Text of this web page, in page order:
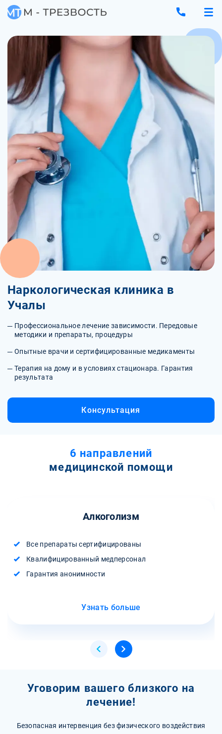
Наркологическая клиника в
Учалы
Профессиональное лечение зависимости. Передовые
методики и препараты, процедуры
Опытные врачи и сертифицированные медикаменты
Терапия на дому и в условиях стационара. Гарантия
результата
Консультация
6 направлений
медицинской помощи
Алкоголизм
Все препараты сертифицированы
Квалифицированный медперсонал
Гарантия анонимности
Узнать больше
Уговорим вашего близкого на
лечение!
Безопасная интервенция без физического воздействия